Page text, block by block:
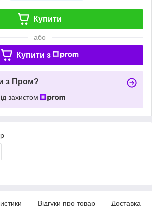
Купити
або
Купити з
з Пром?
захистом
Відгуки про товар Доставка